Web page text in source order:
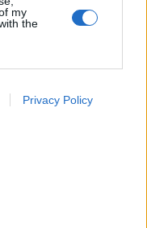
my
the
Privacy Policy